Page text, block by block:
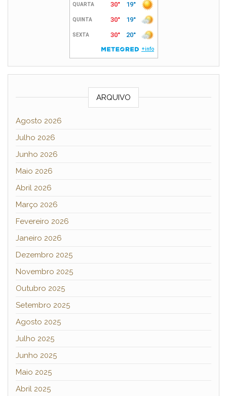
ARQUIVO
Agosto 2026
Julho 2026
Junho 2026
Maio 2026
Abril 2026
Março 2026
Fevereiro 2026
Janeiro 2026
Dezembro 2025
Novembro 2025
Outubro 2025
Setembro 2025
Agosto 2025
Julho 2025
Junho 2025
Maio 2025
Abril 2025